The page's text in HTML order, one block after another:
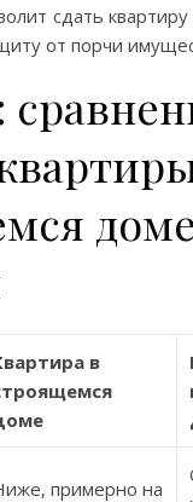
сдать
от порчи
в
примерно на